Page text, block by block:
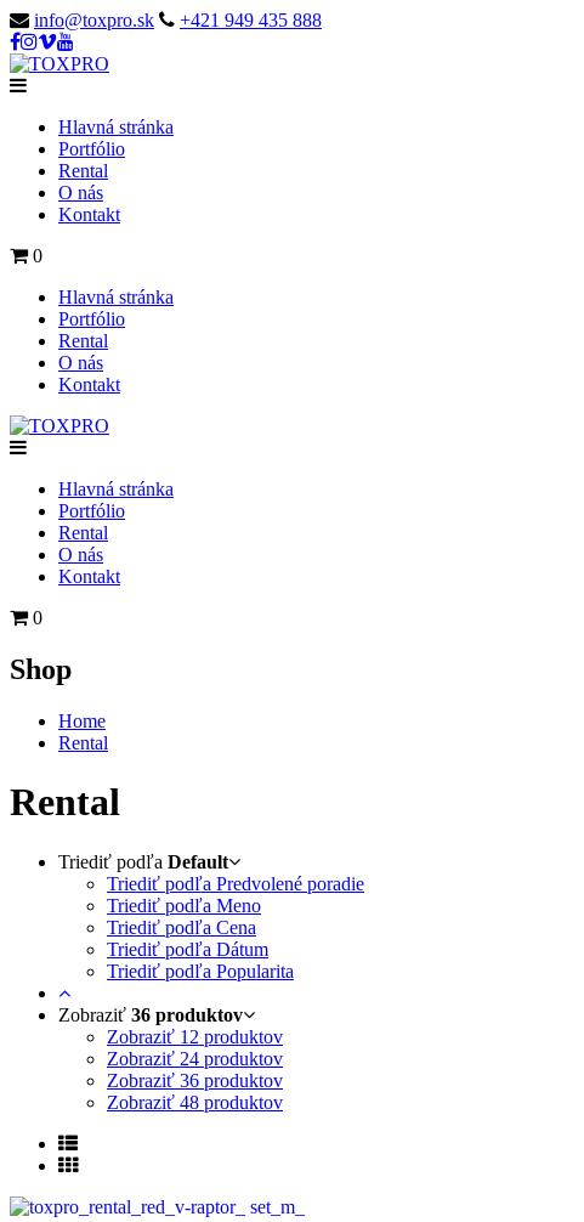
info@toxpro.sk +421 949 435 888
Hlavná stránka
Portfólio
Rental
O nás
Kontakt
0
Hlavná stránka
Portfólio
Rental
O nás
Kontakt
Hlavná stránka
Portfólio
Rental
O nás
Kontakt
0
Shop
Home
Rental
Rental
Triediť podľa Default
Triediť podľa Predvolené poradie
Triediť podľa Meno
Triediť podľa Cena
Triediť podľa Dátum
Triediť podľa Popularita
Zobraziť 36 produktov
Zobraziť 12 produktov
Zobraziť 24 produktov
Zobraziť 36 produktov
Zobraziť 48 produktov